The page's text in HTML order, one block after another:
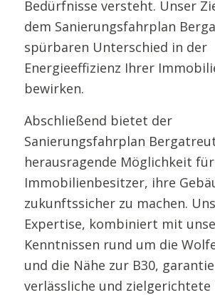
Bedürfnisse versteht. Unser
dem Sanierungsfahrplan
spürbaren Unterschied in der
Energieeffizienz Ihrer
bewirken.
Abschließend bietet der
Sanierungsfahrplan
herausragende Möglichkeit für
Immobilienbesitzer, ihre
zukunftssicher zu machen.
Expertise, kombiniert mit
Kenntnissen rund um die
und die Nähe zur B30,
verlässliche und zielgerichtete